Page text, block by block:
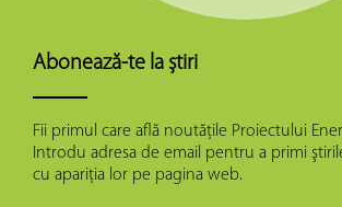
Abonează-te la știri
Fii primul care află noutăţile Proiectului
Introdu adresa de email pentru a primi
cu apariţia lor pe pagina web.